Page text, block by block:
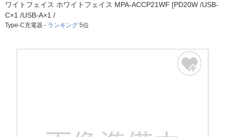
ワイトフェイス ホワイトフェイス MPA-ACCP21WF [PD20W /USB-
C×1 /USB-A×1 /
Type-C充電器 - ランキング 5位